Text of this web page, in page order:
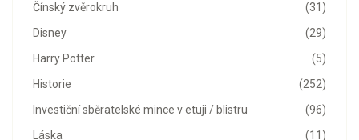
(31)
Čínský zvěrokruh
(29)
Disney
(5)
Harry Potter
(252)
Historie
(96)
Investiční sběratelské mince v etuji / blistru
(11)
Láska